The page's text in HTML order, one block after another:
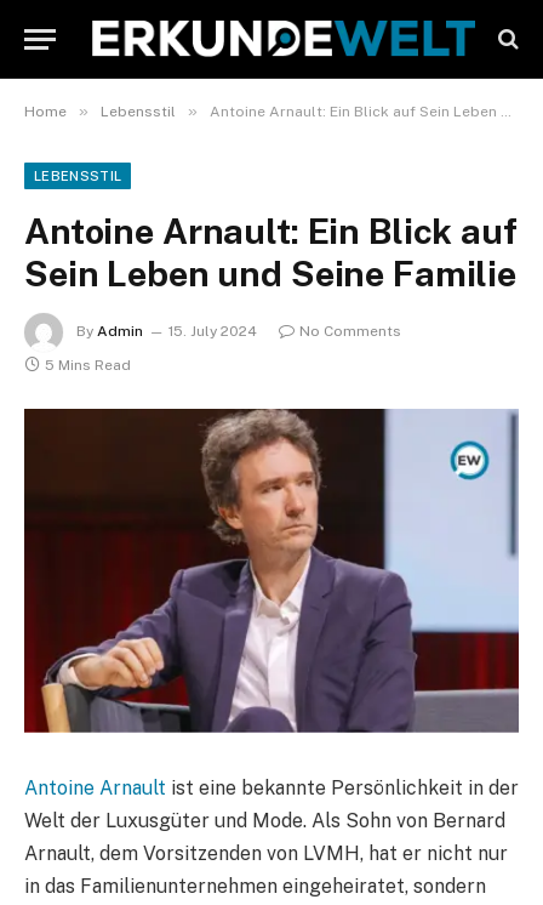
Home » Lebensstil » Antoine Arnault: Ein Blick auf Sein Leben und Seine Familie
LEBENSSTIL
Antoine Arnault: Ein Blick auf
Sein Leben und Seine Familie
By Admin 15. July 2024
No Comments
5 Mins Read
Antoine Arnault ist eine bekannte Persönlichkeit in der
Welt der Luxusgüter und Mode. Als Sohn von Bernard
Arnault, dem Vorsitzenden von LVMH, hat er nicht nur
in das Familienunternehmen eingeheiratet, sondern